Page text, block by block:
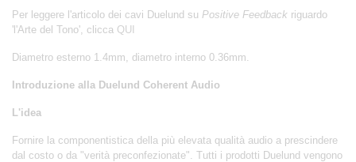
Per leggere l'articolo dei cavi Duelund su Positive Feedback riguardo
'l'Arte del Tono', clicca QUI
Diametro esterno 1.4mm, diametro interno 0.36mm.
Introduzione alla Duelund Coherent Audio
L'idea
Fornire la componentistica della più elevata qualità audio a prescindere
dal costo o da "verità preconfezionate". Tutti i prodotti Duelund vengono